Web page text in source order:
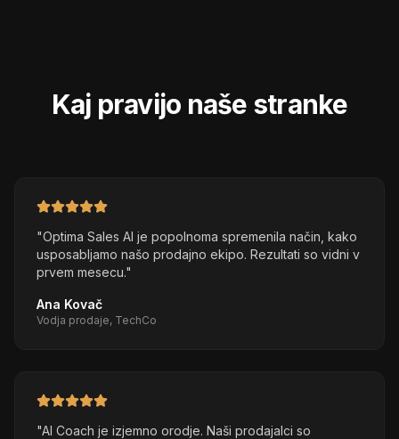
Kaj pravijo naše stranke
"Optima Sales AI je popolnoma spremenila način, kako
usposabljamo našo prodajno ekipo. Rezultati so vidni v
prvem mesecu."
Ana Kovač
Vodja prodaje, TechCo
"AI Coach je izjemno orodje. Naši prodajalci so